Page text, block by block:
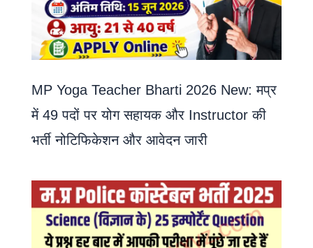
MP Yoga Teacher Bharti 2026 New: मप्र
में 49 पदों पर योग सहायक और Instructor की
भर्ती नोटिफिकेशन और आवेदन जारी